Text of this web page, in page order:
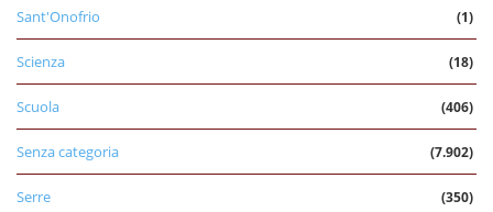
Sant'Onofrio (1)
Scienza (18)
Scuola (406)
Senza categoria (7.902)
Serre (350)